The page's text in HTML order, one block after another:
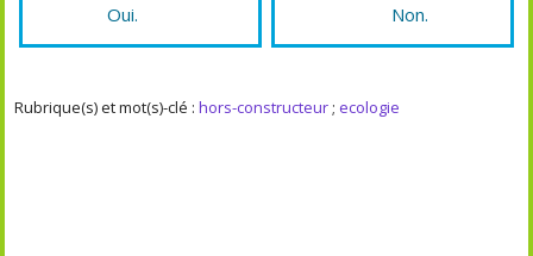
Oui. Non.
Rubrique(s) et mot(s)-clé :hors-constructeur;ecologie